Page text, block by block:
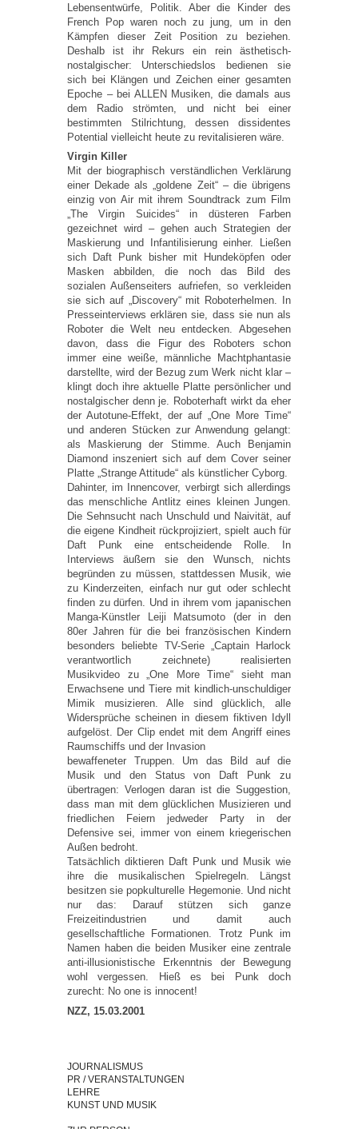
Lebensentwürfe, Politik. Aber die Kinder des
French Pop waren noch zu jung, um in den
Kämpfen dieser Zeit Position zu beziehen.
Deshalb ist ihr Rekurs ein rein ästhetisch-
nostalgischer: Unterschiedslos bedienen sie
sich bei Klängen und Zeichen einer gesamten
Epoche – bei ALLEN Musiken, die damals aus
dem Radio strömten, und nicht bei einer
bestimmten Stilrichtung, dessen dissidentes
Potential vielleicht heute zu revitalisieren wäre.
Virgin Killer
Mit der biographisch verständlichen Verklärung
einer Dekade als „goldene Zeit“ – die übrigens
einzig von Air mit ihrem Soundtrack zum Film
„The Virgin Suicides“ in düsteren Farben
gezeichnet wird – gehen auch Strategien der
Maskierung und Infantilisierung einher. Ließen
sich Daft Punk bisher mit Hundeköpfen oder
Masken abbilden, die noch das Bild des
sozialen Außenseiters aufriefen, so verkleiden
sie sich auf „Discovery“ mit Roboterhelmen. In
Presseinterviews erklären sie, dass sie nun als
Roboter die Welt neu entdecken. Abgesehen
davon, dass die Figur des Roboters schon
immer eine weiße, männliche Machtphantasie
darstellte, wird der Bezug zum Werk nicht klar –
klingt doch ihre aktuelle Platte persönlicher und
nostalgischer denn je. Roboterhaft wirkt da eher
der Autotune-Effekt, der auf „One More Time“
und anderen Stücken zur Anwendung gelangt:
als Maskierung der Stimme. Auch Benjamin
Diamond inszeniert sich auf dem Cover seiner
Platte „Strange Attitude“ als künstlicher Cyborg.
Dahinter, im Innencover, verbirgt sich allerdings
das menschliche Antlitz eines kleinen Jungen.
Die Sehnsucht nach Unschuld und Naivität, auf
die eigene Kindheit rückprojiziert, spielt auch für
Daft Punk eine entscheidende Rolle. In
Interviews äußern sie den Wunsch, nichts
begründen zu müssen, stattdessen Musik, wie
zu Kinderzeiten, einfach nur gut oder schlecht
finden zu dürfen. Und in ihrem vom japanischen
Manga-Künstler Leiji Matsumoto (der in den
80er Jahren für die bei französischen Kindern
besonders beliebte TV-Serie „Captain Harlock
verantwortlich zeichnete) realisierten
Musikvideo zu „One More Time“ sieht man
Erwachsene und Tiere mit kindlich-unschuldiger
Mimik musizieren. Alle sind glücklich, alle
Widersprüche scheinen in diesem fiktiven Idyll
aufgelöst. Der Clip endet mit dem Angriff eines
Raumschiffs und der Invasion
bewaffeneter Truppen. Um das Bild auf die
Musik und den Status von Daft Punk zu
übertragen: Verlogen daran ist die Suggestion,
dass man mit dem glücklichen Musizieren und
friedlichen Feiern jedweder Party in der
Defensive sei, immer von einem kriegerischen
Außen bedroht.
Tatsächlich diktieren Daft Punk und Musik wie
ihre die musikalischen Spielregeln. Längst
besitzen sie popkulturelle Hegemonie. Und nicht
nur das: Darauf stützen sich ganze
Freizeitindustrien und damit auch
gesellschaftliche Formationen. Trotz Punk im
Namen haben die beiden Musiker eine zentrale
anti-illusionistische Erkenntnis der Bewegung
wohl vergessen. Hieß es bei Punk doch
zurecht: No one is innocent!
NZZ, 15.03.2001
JOURNALISMUS
PR / VERANSTALTUNGEN
LEHRE
KUNST UND MUSIK